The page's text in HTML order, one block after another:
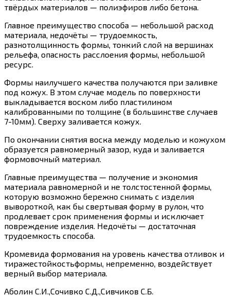
твёрдых материалов — полиэфиров либо бетона.
Главное преимущество способа — небольшой расход
материала, недочёты — трудоемкость,
разнотолщинность формы, тонкий слой на вершинах
рельефа, опасность расслоения формы, небольшой
ресурс.
Формы наилучшего качества получаются при заливке
под кожух. В этом случае модель по поверхности
выкладывается воском либо пластилином
калиброванными по толщине (в большинстве случаев
7-10мм). Сверху заливается кожух.
По окончании снятия воска между моделью и кожухом
образуется равномерный зазор, куда и заливается
формовочный материал.
Главные преимущества — получение и экономия
материала равномерной и не толстостенной формы,
которую возможно бережно снимать с изделия
вывороткой, как бы свертывая форму в рулон, что
продлевает срок применения формы и исключает
повреждение изделия. Недочёты — достаточная
трудоемкость способа.
Кромевида формования на уровень качества отливок и
тиражестойкостьформы, непременно, воздействует
верный выбор материала.
Аболин С.И.,Сочивко С.Д.,Сивчиков С.Б.